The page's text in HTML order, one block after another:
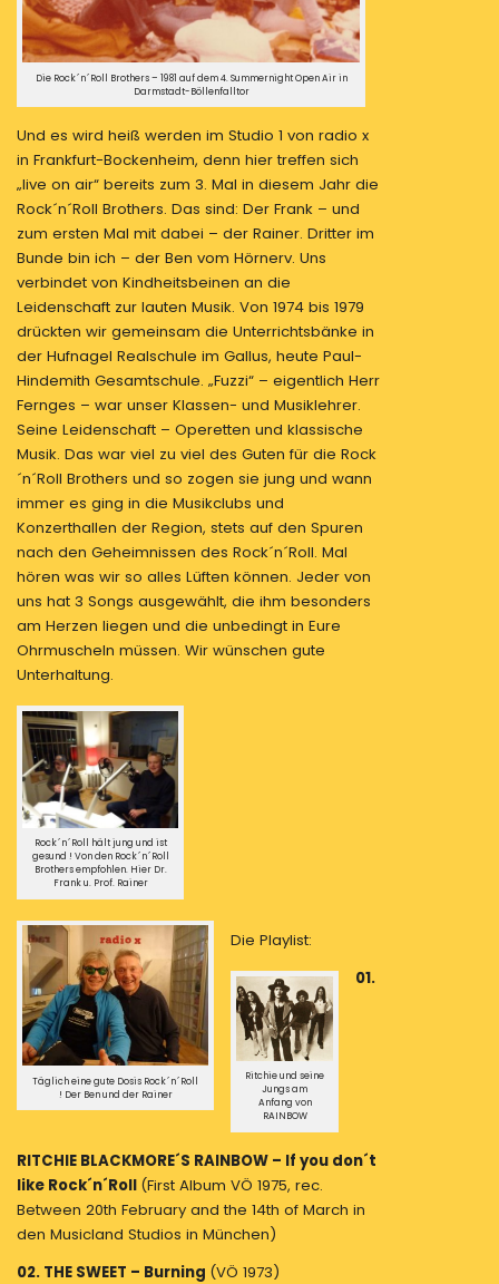
Die Rock´n´Roll Brothers – 1981 auf dem 4. Summernight Open Air in
Darmstadt-Böllenfalltor
Und es wird heiß werden im Studio 1 von radio x
in Frankfurt-Bockenheim, denn hier treffen sich
„live on air“ bereits zum 3. Mal in diesem Jahr die
Rock´n´Roll Brothers. Das sind: Der Frank – und
zum ersten Mal mit dabei – der Rainer. Dritter im
Bunde bin ich – der Ben vom Hörnerv. Uns
verbindet von Kindheitsbeinen an die
Leidenschaft zur lauten Musik. Von 1974 bis 1979
drückten wir gemeinsam die Unterrichtsbänke in
der Hufnagel Realschule im Gallus, heute Paul-
Hindemith Gesamtschule. „Fuzzi“ – eigentlich Herr
Fernges – war unser Klassen- und Musiklehrer.
Seine Leidenschaft – Operetten und klassische
Musik. Das war viel zu viel des Guten für die Rock
´n´Roll Brothers und so zogen sie jung und wann
immer es ging in die Musikclubs und
Konzerthallen der Region, stets auf den Spuren
nach den Geheimnissen des Rock´n´Roll. Mal
hören was wir so alles Lüften können. Jeder von
uns hat 3 Songs ausgewählt, die ihm besonders
am Herzen liegen und die unbedingt in Eure
Ohrmuscheln müssen. Wir wünschen gute
Unterhaltung.
Rock´n´Roll hält jung und ist
gesund ! Von den Rock´n´Roll
Brothers empfohlen. Hier Dr.
Frank u. Prof. Rainer
Täglich eine gute Dosis Rock´n´Roll
! Der Ben und der Rainer
Die Playlist:
Ritchie und seine
Jungs am
Anfang von
RAINBOW
01.
RITCHIE BLACKMORE´S RAINBOW – If you don´t
like Rock´n´Roll (First Album VÖ 1975, rec.
Between 20th February and the 14th of March in
den Musicland Studios in München)
02. THE SWEET – Burning (VÖ 1973)